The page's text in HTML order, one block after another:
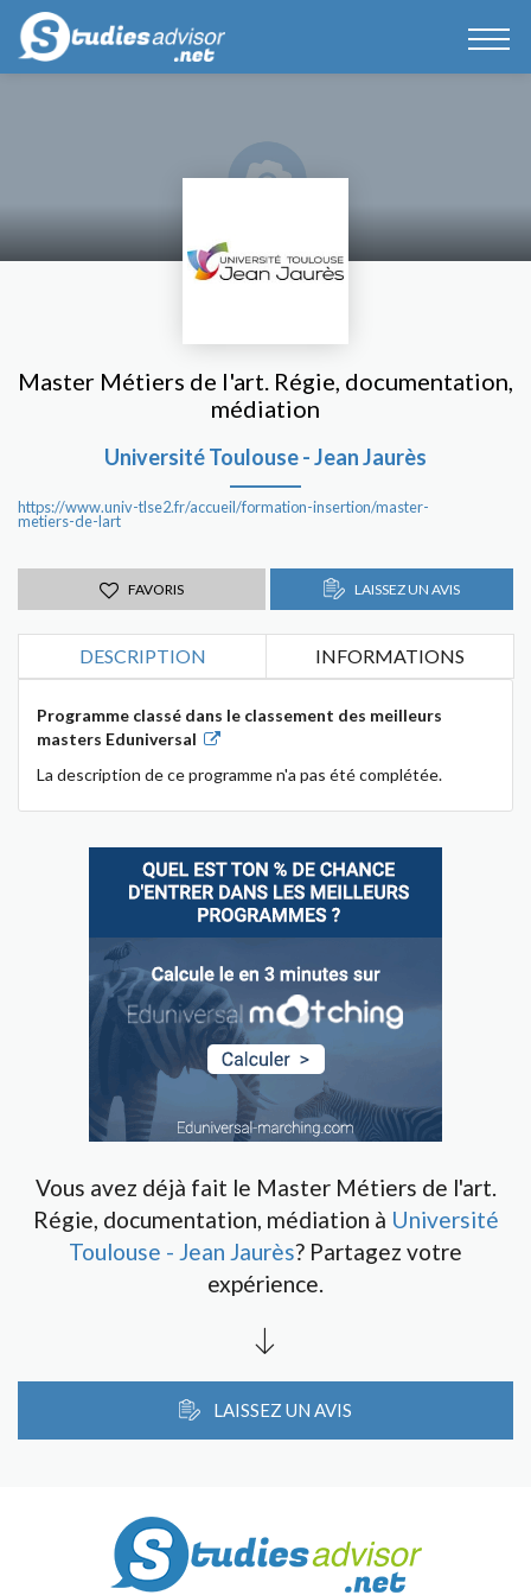
Master Métiers de l'art. Régie, documentation,
médiation
Université Toulouse - Jean Jaurès
https://www.univ-tlse2.fr/accueil/formation-insertion/master-
metiers-de-lart
FAVORIS LAISSEZ UN AVIS
DESCRIPTION INFORMATIONS
Programme classé dans le classement des meilleurs
masters Eduniversal
La description de ce programme n'a pas été complétée.
Vous avez déjà fait le Master Métiers de l'art.
Régie, documentation, médiation à Université
Toulouse - Jean Jaurès? Partagez votre
expérience.
LAISSEZ UN AVIS